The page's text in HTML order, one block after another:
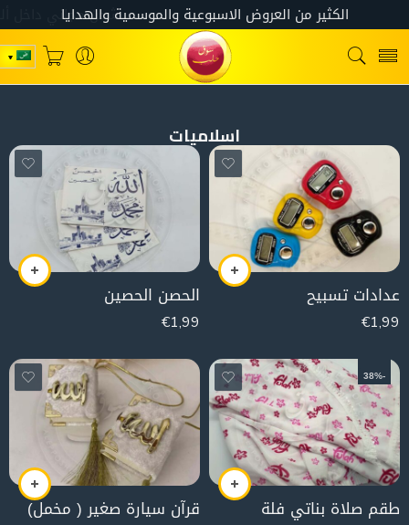
اسلاميات
عدادات تسبيح
€1,99
الحصن الحصين
€1,99
-38%
طقم صلاة بناتي فلة قرآن سيارة صغير ( مخمل)